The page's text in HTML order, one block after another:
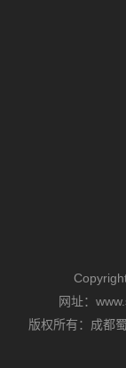
网址：
版权所有：成都